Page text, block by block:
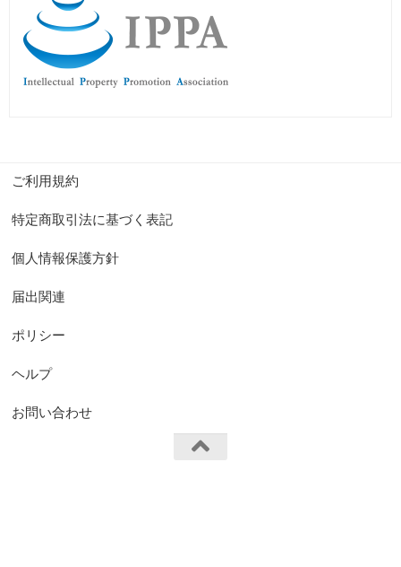
ご利用規約
特定商取引法に基づく表記
個人情報保護方針
届出関連
ポリシー
ヘルプ
お問い合わせ